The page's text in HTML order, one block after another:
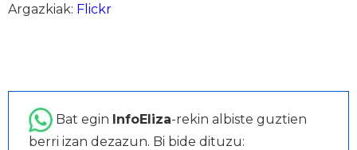
Argazkiak: Flickr
Bat egin InfoEliza-rekin albiste guztien
berri izan dezazun. Bi bide dituzu: